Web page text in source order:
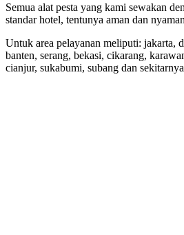
Semua alat pesta yang kami sewakan
standar hotel, tentunya aman dan
Untuk area pelayanan meliputi: jakarta,
banten, serang, bekasi, cikarang,
cianjur, sukabumi, subang dan